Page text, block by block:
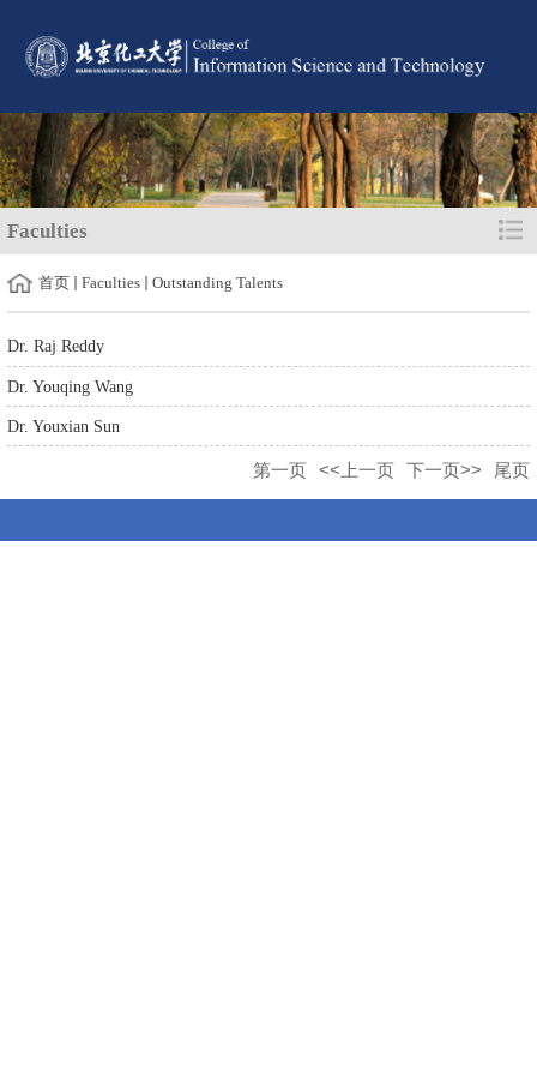
Faculties
首页 Faculties Outstanding Talents
Dr. Raj Reddy
Dr. Youqing Wang
Dr. Youxian Sun
第一页 <<上一页 下一页>> 尾页